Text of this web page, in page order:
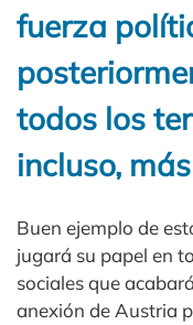
fuerza
todos los
incluso,
Buen ejemplo de
jugará su papel en
sociales que
anexión de Austria